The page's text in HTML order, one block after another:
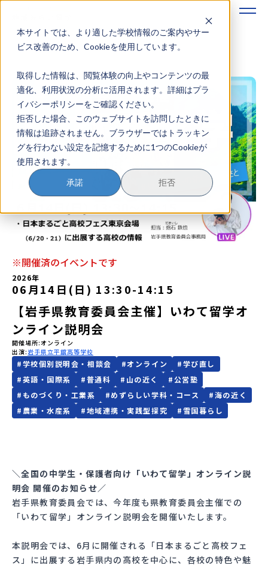
本サイトでは、より適した学校情報のご案内やサー
ビス改善のため、Cookieを使用しています。
取得した情報は、閲覧体験の向上やコンテンツの最
適化、利用状況の分析に活用されます。詳細はプラ
イバシーポリシーをご確認ください。
拒否した場合、このウェブサイトを訪問したときに
情報は追跡されません。ブラウザーではトラッキン
グを行わない設定を記憶するために1つのCookieが
使用されます。
承諾 拒否
地域みらい留学のすすめかた
地域みらい留学とは
学校を探す
イベントを探す
おためし地域留学
マガジン
奨学金について
？ イベント参加方法
会員登録 MYページログイン
※開催済のイベントです
2026年
06月14日(日) 13:30-14:15
【岩手県教育委員会主催】いわて留学オ
ンライン説明会
開催場所 オンライン
出演 岩手県立平舘高等学校
#学校個別説明会・相談会 #オンライン #学び直し
#英語・国際系 #普通科 # 山の近く #公営塾
# ものづくり・工業系 #めずらしい学科・コース #海の近く
# 農業・水産系 #地域連携・実践型探究 #雪国暮らし
＼全国の中学生・保護者向け「いわて留学」オンライン説
明会 開催のお知らせ／
岩手県教育委員会では、今年度も県教育委員会主催での
「いわて留学」オンライン説明会を開催いたします。
本説明会では、6月に開催される「日本まるごと高校フェ
ス」に出展する岩手県内の高校を中心に、各校の特色や魅